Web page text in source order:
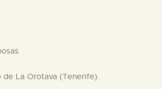
La Orotava (Tenerife).